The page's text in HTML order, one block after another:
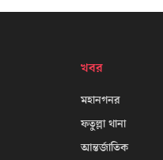
খবর
মহানগনর
ফতুল্লা থানা
আন্তর্জাতিক